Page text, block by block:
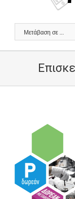
Μετάβαση σε ...